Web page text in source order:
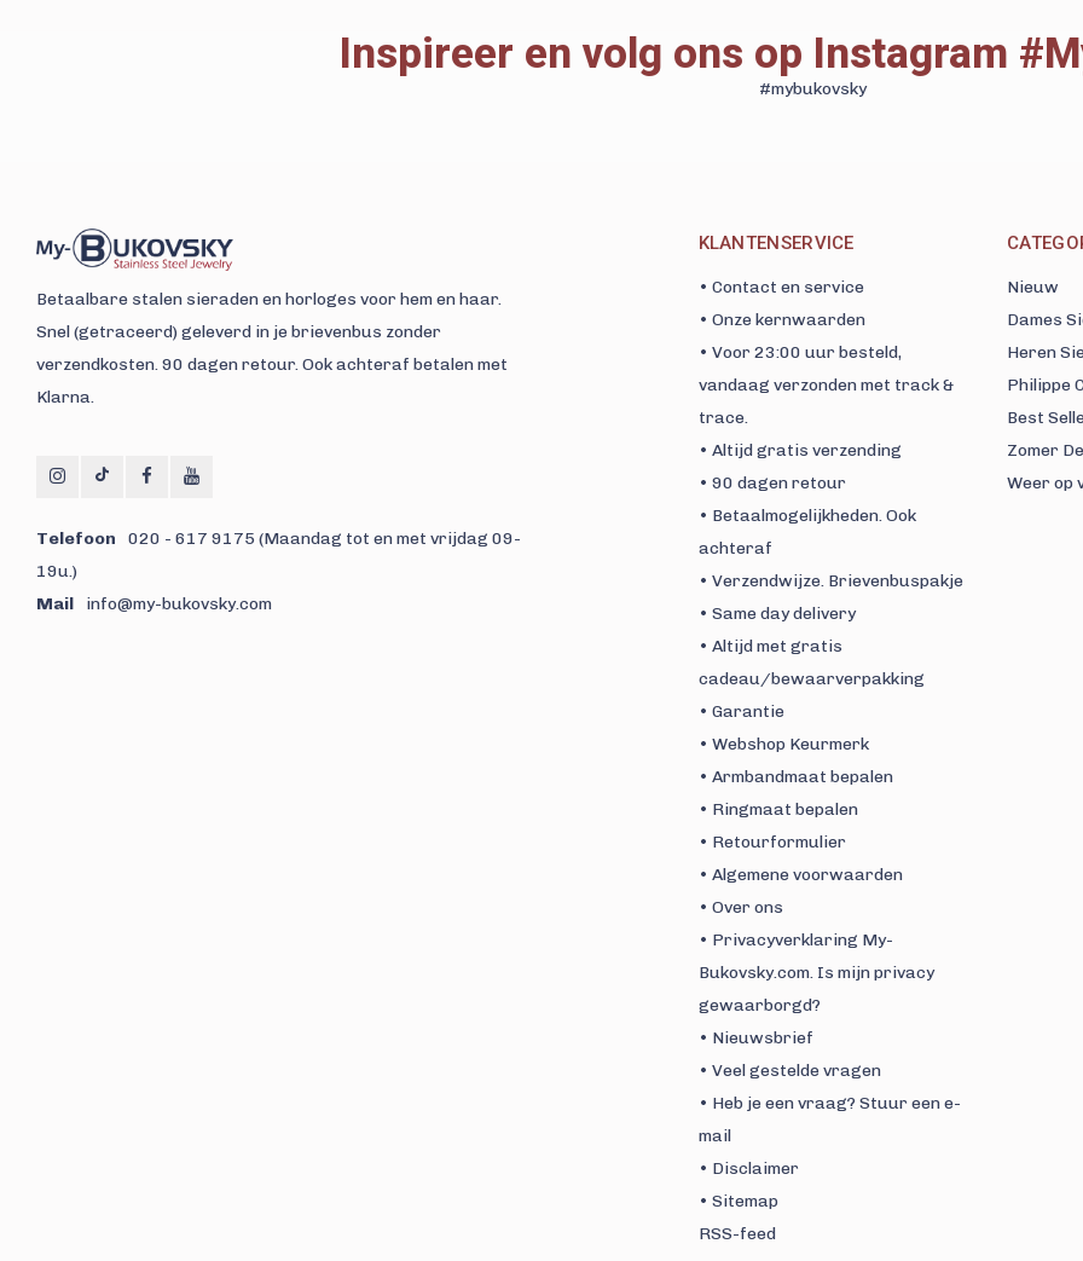
Inspireer en volg ons op Instagram
#mybukovsky
Betaalbare stalen sieraden en horloges voor hem en haar.
Snel (getraceerd) geleverd in je brievenbus zonder
verzendkosten. 90 dagen retour. Ook achteraf betalen met
Klarna.
Telefoon
020 - 617 9175 (Maandag tot en met vrijdag 09-
19u.)
Mail
info@my-bukovsky.com
KLANTENSERVICE
• Contact en service
• Onze kernwaarden
• Voor 23:00 uur besteld,
vandaag verzonden met track &
trace.
• Altijd gratis verzending
• 90 dagen retour
• Betaalmogelijkheden. Ook
achteraf
• Verzendwijze. Brievenbuspakje
• Same day delivery
• Altijd met gratis
cadeau/bewaarverpakking
• Garantie
• Webshop Keurmerk
• Armbandmaat bepalen
• Ringmaat bepalen
• Retourformulier
• Algemene voorwaarden
• Over ons
• Privacyverklaring My-
Bukovsky.com. Is mijn privacy
gewaarborgd?
• Nieuwsbrief
• Veel gestelde vragen
• Heb je een vraag? Stuur een e-
mail
• Disclaimer
• Sitemap
RSS-feed
Nieuw
Dames
Heren
Philippe
Best
Zomer
Weer op